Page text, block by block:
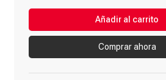
Añadir al carrito
Comprar ahora